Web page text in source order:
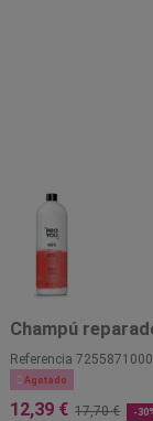
Champú
Referencia 7255871000
 Agotado
12,39 € 17,70 € -